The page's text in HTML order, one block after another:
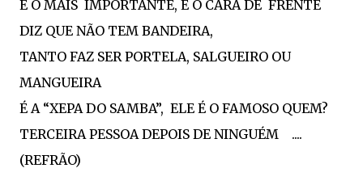
É O MAIS IMPORTANTE, É O CARA DE FRENTE
DIZ QUE NÃO TEM BANDEIRA,
TANTO FAZ SER PORTELA, SALGUEIRO OU
MANGUEIRA
É A “XEPA DO SAMBA”, ELE É O FAMOSO QUEM?
TERCEIRA PESSOA DEPOIS DE NINGUÉM ....
(REFRÃO)